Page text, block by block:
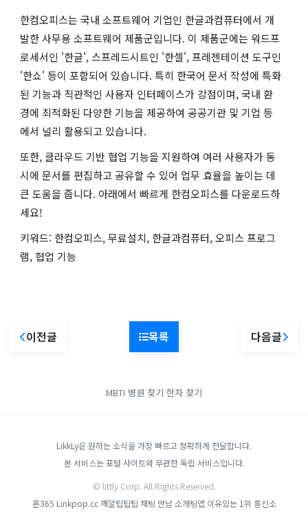
한컴오피스는 국내 소프트웨어 기업인 한글과컴퓨터에서 개
발한 사무용 소프트웨어 제품군입니다. 이 제품군에는 워드프
로세서인 '한글', 스프레드시트인 '한셀', 프레젠테이션 도구인
'한쇼' 등이 포함되어 있습니다. 특히 한국어 문서 작성에 특화
된 기능과 직관적인 사용자 인터페이스가 강점이며, 국내 환
경에 최적화된 다양한 기능을 제공하여 공공기관 및 기업 등
에서 널리 활용되고 있습니다.
또한, 클라우드 기반 협업 기능을 지원하여 여러 사용자가 동
시에 문서를 편집하고 공유할 수 있어 업무 효율을 높이는 데
큰 도움을 줍니다. 아래에서 빠르게 한컴오피스를 다운로드하
세요!
키워드: 한컴오피스, 무료설치, 한글과컴퓨터, 오피스 프로그
램, 협업 기능
이전글 목록 다음글
MBTI 병원 찾기 한자 찾기
LikkLy은 원하는 소식을 가장 빠르고 정확하게 전달합니다.
본 서비스는 포털 사이트와 무관한 독립 서비스입니다.
© littly Corp. All Rights Reserved.
론365 Linkpop.cc 깨알팁팁팁 채팅 만남 소개팅앱 이유있는 1위 흥신소